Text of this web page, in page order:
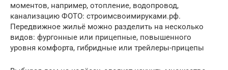
моментов, например, отопление, водопровод,
канализацию ФОТО: строимсвоимируками.рф.
Передвижное жильё можно разделить на несколько
видов: фургонные или прицепные, повышенного
уровня комфорта, гибридные или трейлеры-прицепы